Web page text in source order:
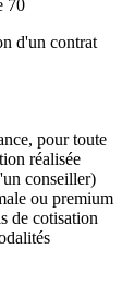
70
d'un contrat
pour toute
réalisée
conseiller)
ou premium
de cotisation